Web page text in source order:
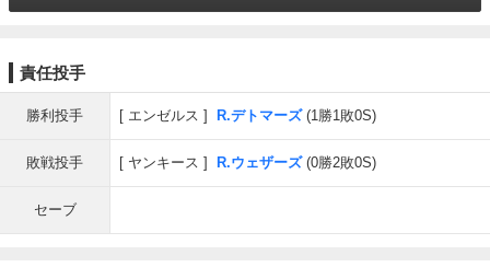
責任投手
勝利投手 エンゼルス R.デトマーズ(1勝1敗0S)
敗戦投手 ヤンキース R.ウェザーズ(0勝2敗0S)
セーブ